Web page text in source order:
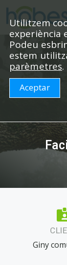
Vés
al
contingut
Giny
Utilitzem
experiència
Podeu
estem
parèmetres.
Aceptar